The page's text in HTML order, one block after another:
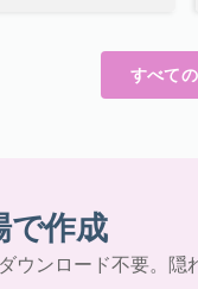
すべて
で作成
ウンロード不要。隠